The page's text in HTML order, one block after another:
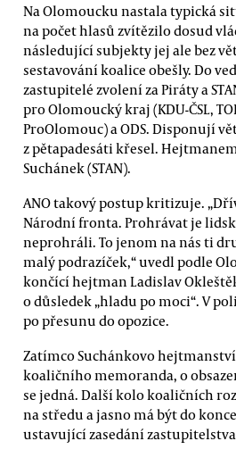
Na Olomoucku nastala typická
na počet hlasů zvítězilo dosud
následující subjekty jej ale bez
sestavování koalice obešly. Do
zastupitelé zvolení za Piráty a
pro Olomoucký kraj (KDU-ČSL,
ProOlomouc) a ODS. Disponují
z pětapadesáti křesel.
Suchánek (STAN).
ANO takový postup kritizuje.
Národní fronta. Prohrávat je
neprohráli. To jenom na nás ti
malý podrazíček,“ uvedl podle
končící hejtman Ladislav
o důsledek „hladu po moci“. V
po přesunu do opozice.
Zatímco Suchánkovo
koaličního memoranda, o
se jedná. Další kolo koaličních
na středu a jasno má být do
ustavující zasedání